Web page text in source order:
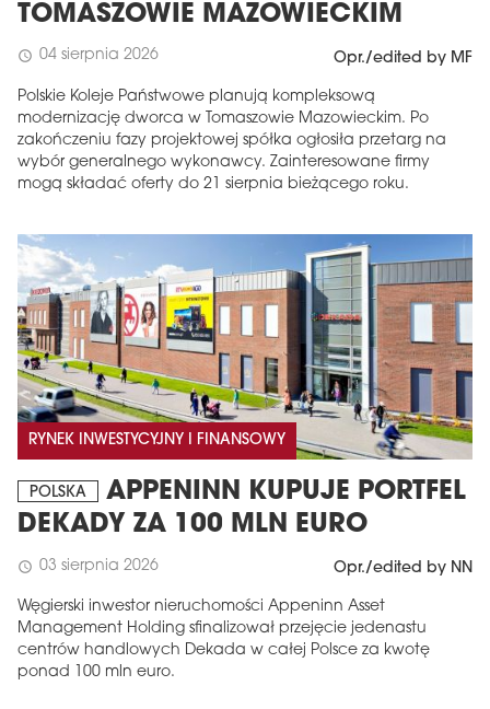
TOMASZOWIE MAZOWIECKIM
schedule 04 sierpnia 2026 Opr./edited by MF
Polskie Koleje Państwowe planują kompleksową
modernizację dworca w Tomaszowie Mazowieckim. Po
zakończeniu fazy projektowej spółka ogłosiła przetarg na
wybór generalnego wykonawcy. Zainteresowane firmy
mogą składać oferty do 21 sierpnia bieżącego roku.
RYNEK INWESTYCYJNY I FINANSOWY
POLSKA
APPENINN KUPUJE PORTFEL
DEKADY ZA 100 MLN EURO
schedule 03 sierpnia 2026 Opr./edited by NN
Węgierski inwestor nieruchomości Appeninn Asset
Management Holding sfinalizował przejęcie jedenastu
centrów handlowych Dekada w całej Polsce za kwotę
ponad 100 mln euro.